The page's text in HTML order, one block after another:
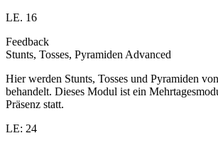
LE. 16
Feedback
Stunts, Tosses, Pyramiden Advanced
Hier werden Stunts, Tosses und Pyramiden
behandelt. Dieses Modul ist ein
Präsenz statt.
LE: 24